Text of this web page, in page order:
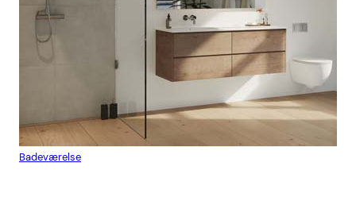
Badeværelse